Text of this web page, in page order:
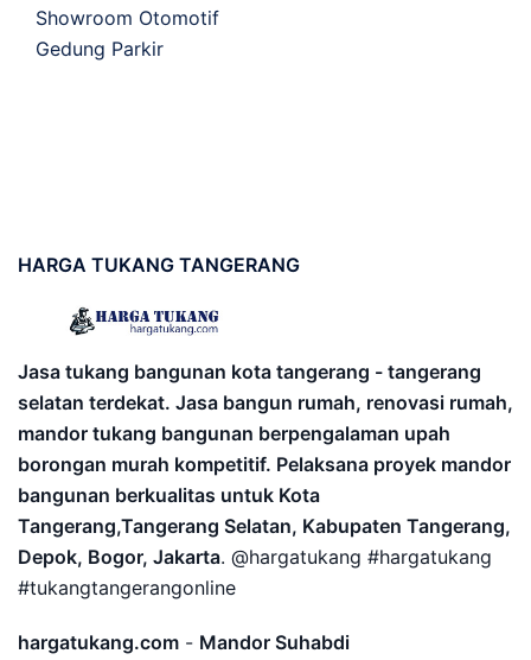
Showroom Otomotif
Gedung Parkir
HARGA TUKANG TANGERANG
Jasa tukang bangunan kota tangerang - tangerang
selatan terdekat. Jasa bangun rumah, renovasi rumah,
mandor tukang bangunan berpengalaman upah
borongan murah kompetitif. Pelaksana proyek mandor
bangunan berkualitas untuk Kota
Tangerang,Tangerang Selatan, Kabupaten Tangerang,
Depok, Bogor, Jakarta. @hargatukang #hargatukang
#tukangtangerangonline
hargatukang.com - Mandor Suhabdi